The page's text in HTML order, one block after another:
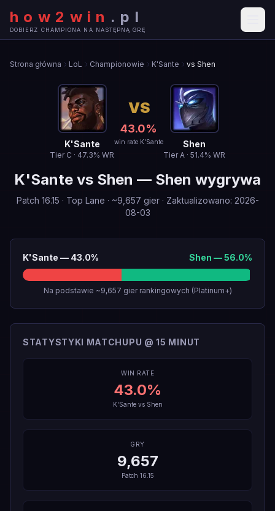
how2win . pl
DOBIERZ CHAMPIONA NA NASTĘPNĄ GRĘ
Strona główna LoL Championowie K'Sante vs Shen
K'Sante
Tier C · 47.3% WR
VS
43.0%
win rate K'Sante Shen
TierA · 51.4% WR
K'Sante vs Shen — Shen wygrywa
Patch 16.15 · Top Lane · ~9,657 gier· Zaktualizowano: 2026-
08-03
K'Sante — 43.0% Shen —56.0%
Na podstawie ~9,657 gier rankingowych (Platinum+)
STATYSTYKI MATCHUPU @ 15 MINUT
WIN RATE
43.0%
K'Santevs Shen
GRY
9,657
Patch 16.15